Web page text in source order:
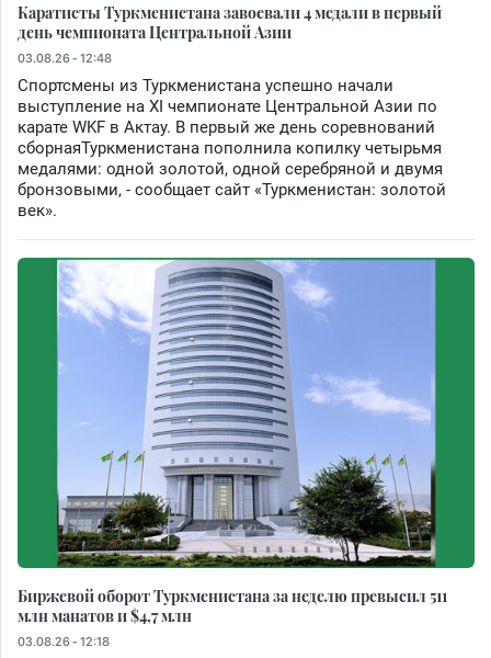
Каратисты Туркменистана завоевали 4 медали в первый
день чемпионата Центральной Азии
03.08.26 - 12:48
Спортсмены из Туркменистана успешно начали
выступление на XI чемпионате Центральной Азии по
карате WKF в Актау. В первый же день соревнований
сборнаяТуркменистана пополнила копилку четырьмя
медалями: одной золотой, одной серебряной и двумя
бронзовыми, - сообщает сайт «Туркменистан: золотой
век».
Биржевой оборот Туркменистана за неделю превысил 511
млн манатов и $4,7 млн
03.08.26 - 12:18